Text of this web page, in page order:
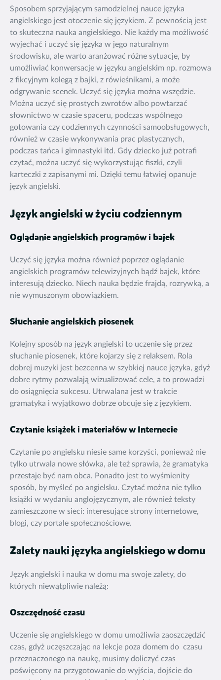
Sposobem sprzyjającym samodzielnej nauce języka
angielskiego jest otoczenie się językiem. Z pewnością jest
to skuteczna nauka angielskiego. Nie każdy ma możliwość
wyjechać i uczyć się języka w jego naturalnym
środowisku, ale warto aranżować różne sytuacje, by
umożliwiać konwersacje w języku angielskim np. rozmowa
z fikcyjnym kolegą z bajki, z rówieśnikami, a może
odgrywanie scenek. Uczyć się języka można wszędzie.
Można uczyć się prostych zwrotów albo powtarzać
słownictwo w czasie spaceru, podczas wspólnego
gotowania czy codziennych czynności samoobsługowych,
również w czasie wykonywania prac plastycznych,
podczas tańca i gimnastyki itd. Gdy dziecko już potrafi
czytać, można uczyć się wykorzystując fiszki, czyli
karteczki z zapisanymi mi. Dzięki temu łatwiej opanuje
język angielski.
Język angielski w życiu codziennym
Oglądanie angielskich programów i bajek
Uczyć się języka można również poprzez oglądanie
angielskich programów telewizyjnych bądź bajek, które
interesują dziecko. Niech nauka będzie frajdą, rozrywką, a
nie wymuszonym obowiązkiem.
Słuchanie angielskich piosenek
Kolejny sposób na język angielski to uczenie się przez
słuchanie piosenek, które kojarzy się z relaksem. Rola
dobrej muzyki jest bezcenna w szybkiej nauce języka, gdyż
dobre rytmy pozwalają wizualizować cele, a to prowadzi
do osiągnięcia sukcesu. Utrwalana jest w trakcie
gramatyka i wyjątkowo dobrze obcuje się z językiem.
Czytanie książek i materiałów w Internecie
Czytanie po angielsku niesie same korzyści, ponieważ nie
tylko utrwala nowe słówka, ale też sprawia, że gramatyka
przestaje być nam obca. Ponadto jest to wyśmienity
sposób, by myśleć po angielsku. Czytać można nie tylko
książki w wydaniu anglojęzycznym, ale również teksty
zamieszczone w sieci: interesujące strony internetowe,
blogi, czy portale społecznościowe.
Zalety nauki języka angielskiego w domu
Język angielski i nauka w domu ma swoje zalety, do
których niewątpliwie należą:
Oszczędność czasu
Uczenie się angielskiego w domu umożliwia zaoszczędzić
czas, gdyż uczęszczając na lekcje poza domem do czasu
przeznaczonego na naukę, musimy doliczyć czas
poświęcony na przygotowanie do wyjścia, dojście do